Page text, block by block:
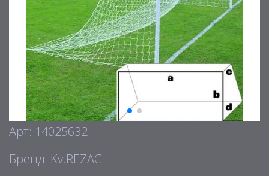
Арт: 14025632
Бренд: Kv.REZAC